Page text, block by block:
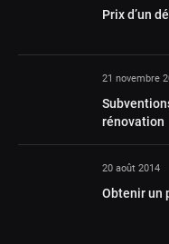
Prix d’un
21 novembre
rénovation
20 août 2014
Obtenir un